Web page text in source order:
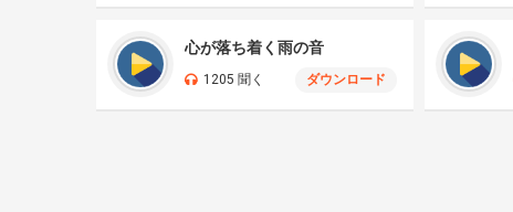
心が落ち着く雨の音
1205 聞く ダウンロード